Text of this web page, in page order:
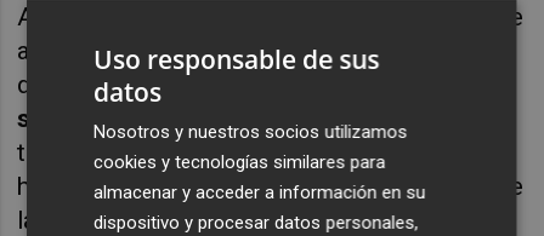
Además de eso, la organización ha tenido que
atender durante las últimas semanas a
diversoscorredores cuyas pernoctaciones
se vieron afectadas por el temporal
también inhabilitó tres establecimientos
hoteleros situados en centros comerciales de
la zona sur metropolitana. En total,la
Uso responsable de sus
datos
Nosotros y nuestros socios utilizamos
cookies y tecnologías similares para
almacenar y acceder a información en su
dispositivo y procesar datos personales,